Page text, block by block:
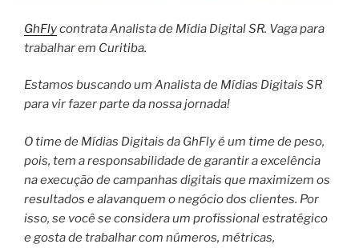
GhFlycontrata Analista de Mídia Digital SR. Vaga para
trabalhar em Curitiba.
Estamos buscando um Analista de Mídias Digitais SR
para vir fazer parte da nossa jornada!
O time de Mídias Digitais da GhFly é um time de peso,
pois, tem a responsabilidade de garantir a excelência
na execução de campanhas digitais que maximizem os
resultados e alavanquem o negócio dos clientes. Por
isso, se você se considera um profissional estratégico
e gosta de trabalhar com números, métricas,